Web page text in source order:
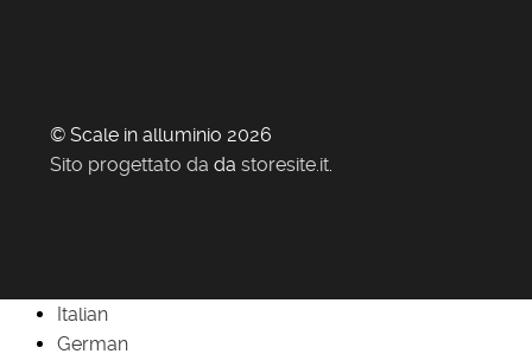
© Scale in alluminio 2026
Sito progettato da da storesite.it.
Italian
German